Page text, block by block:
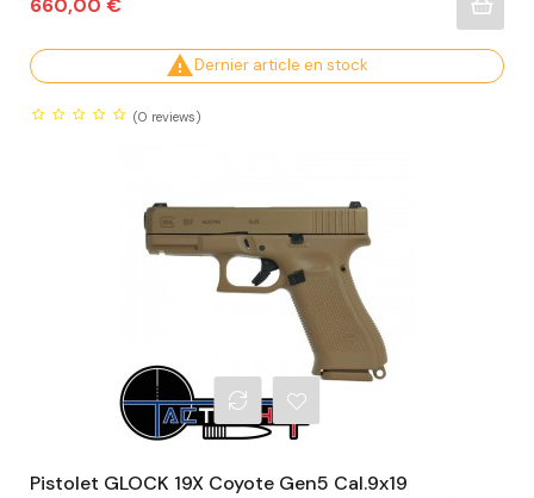
Dernier article en stock
(0 reviews)
Pistolet GLOCK 19X Coyote Gen5 Cal.9x19